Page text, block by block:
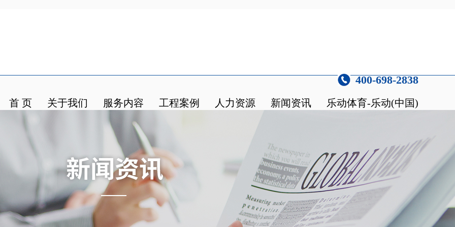
400-698-2838
首 页 关于我们 服务内容 工程案例 人力资源 新闻资讯 乐动体育-乐动(中国)